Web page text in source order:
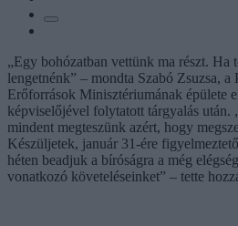
„Egy bohózatban vettünk ma részt. Ha
lengetnénk” – mondta Szabó Zsuzsa,
Erőforrások Minisztériumának épülete
képviselőjével folytatott tárgyalás után.
mindent megteszünk azért, hogy
Készüljetek, január 31-ére
héten beadjuk a bíróságra a még
vonatkozó követeléseinket” – tette